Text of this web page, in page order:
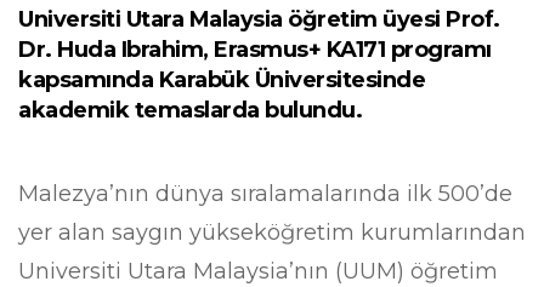
Universiti Utara Malaysia öğretim üyesi Prof.
Dr. Huda Ibrahim, Erasmus+ KA171 programı
kapsamında Karabük Üniversitesinde
akademik temaslarda bulundu.
Malezya’nın dünya sıralamalarında ilk 500’de
yer alan saygın yükseköğretim kurumlarından
Universiti Utara Malaysia’nın (UUM) öğretim